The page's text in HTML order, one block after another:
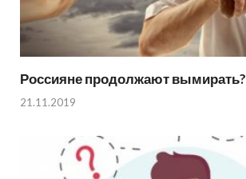
Россияне продолжают вымирать?
21.11.2019